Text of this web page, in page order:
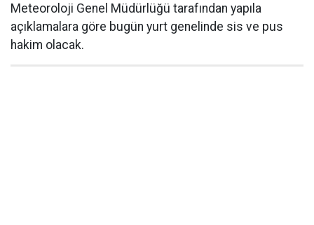
Meteoroloji Genel Müdürlüğü tarafından yapıla
açıklamalara göre bugün yurt genelinde sis ve pus
hakim olacak.